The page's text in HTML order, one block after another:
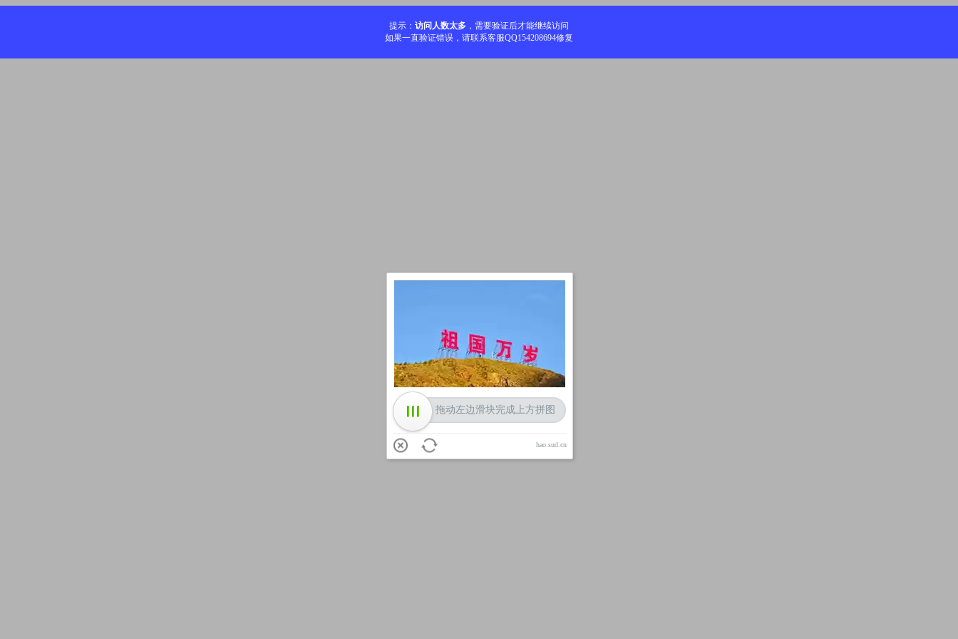
提示： 访问人数太多 ，需要验证后才能继续访问
如果一直验证错误，请联系客服QQ154208694修复
拖动左边滑块完成上方拼图
hao.sud.cn